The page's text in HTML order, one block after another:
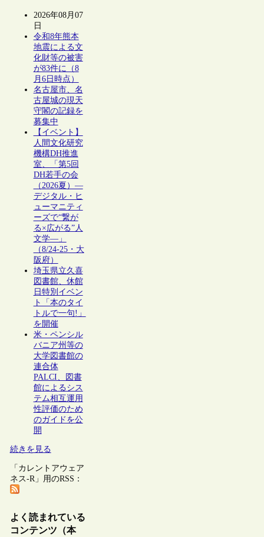
2026年08月07
日
令和8年熊本
地震による文
化財等の被害
が83件に（8
月6日時点）
名古屋市、名
古屋城の現天
守閣の記録を
募集中
【イベント】
人間文化研究
機構DH推進
室、「第5回
DH若手の会
（2026夏）―
デジタル・ヒ
ューマニティ
ーズで“繋が
る×広がる”人
文学―」
（8/24-25・大
阪府）
埼玉県立久喜
図書館、休館
日特別イベン
ト「本のタイ
トルで一句!」
を開催
米・ペンシル
バニア州等の
大学図書館の
連合体
PALCI、図書
館によるシス
テム相互運用
性評価のため
のガイドを公
開
続きを見る
「カレントアウェア
ネス-R」用のRSS：
よく読まれている
コンテンツ（本